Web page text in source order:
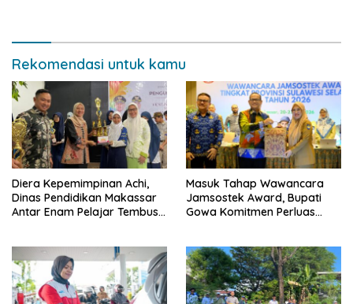
Rekomendasi untuk kamu
Diera Kepemimpinan Achi,
Dinas Pendidikan Makassar
Antar Enam Pelajar Tembus
Masuk Tahap Wawancara
Jamsostek Award, Bupati
Gowa Komitmen Perluas